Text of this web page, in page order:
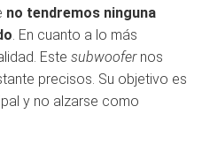
no tendremos ninguna
. En cuanto a lo más
Este subwoofernos
precisos. Su objetivo es
y no alzarse como